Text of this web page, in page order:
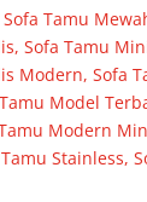
Sofa Tamu
, Sofa Tamu
Modern, Sofa
Model
Modern
Stainless,